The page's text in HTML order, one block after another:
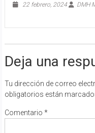
22 febrero, 2024 DMH
Deja una
Tu dirección de correo
obligatorios están
Comentario *